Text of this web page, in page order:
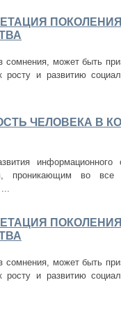
сомнения, может быть
росту и развитию
ЧЕЛОВЕКА В
информационного
проникающим во
сомнения, может быть
росту и развитию